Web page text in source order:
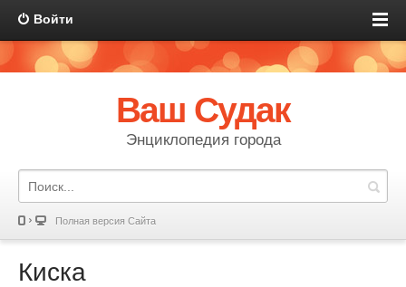
Войти
Ваш Судак
Энциклопедия города
Полная версия Сайта
Киска